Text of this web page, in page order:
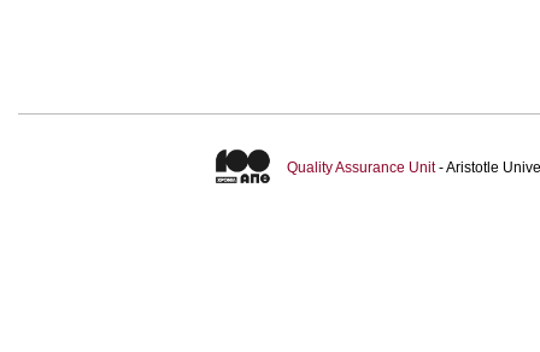
Quality Assurance Unit- Aristotle